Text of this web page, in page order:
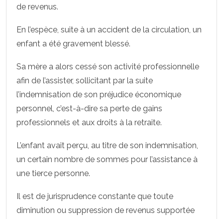
de revenus.
En l’espèce, suite à un accident de la circulation, un
enfant a été gravement blessé.
Sa mère a alors cessé son activité professionnelle
afin de l’assister, sollicitant par la suite
l’indemnisation de son préjudice économique
personnel, c’est-à-dire sa perte de gains
professionnels et aux droits à la retraite.
L’enfant avait perçu, au titre de son indemnisation,
un certain nombre de sommes pour l’assistance à
une tierce personne.
Il est de jurisprudence constante que toute
diminution ou suppression de revenus supportée